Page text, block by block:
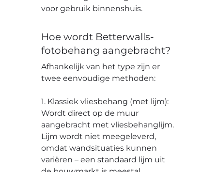
voor gebruik binnenshuis.
Hoe wordt Betterwalls-
fotobehang aangebracht?
Afhankelijk van het type zijn er
twee eenvoudige methoden:
1. Klassiek vliesbehang (met lijm):
Wordt direct op de muur
aangebracht met vliesbehanglijm.
Lijm wordt niet meegeleverd,
omdat wandsituaties kunnen
variëren – een standaard lijm uit